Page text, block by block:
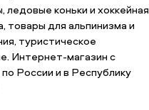
ледовые коньки и хоккейная
товары для альпинизма и
туристическое
Интернет-магазин с
России и в Республику